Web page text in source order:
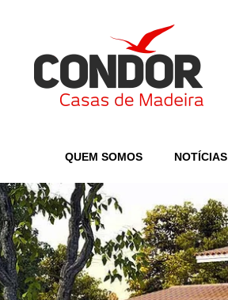
QUEM SOMOS NOTÍCIAS